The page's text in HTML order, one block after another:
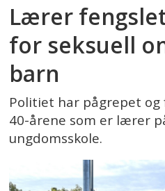
Lærer
for seksuell
barn
Politiet har pågrepet
40-årene som er lærer
ungdomsskole.